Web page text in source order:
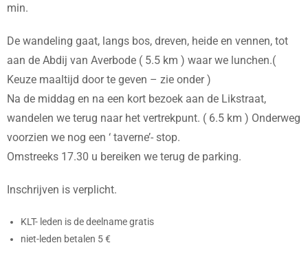
min.
De wandeling gaat, langs bos, dreven, heide en vennen, tot
aan de Abdij van Averbode ( 5.5 km ) waar we lunchen.(
Keuze maaltijd door te geven – zie onder )
Na de middag en na een kort bezoek aan de Likstraat,
wandelen we terug naar het vertrekpunt. ( 6.5 km ) Onderweg
voorzien we nog een ‘ taverne’- stop.
Omstreeks 17.30 u bereiken we terug de parking.
Inschrijven is verplicht.
KLT- leden is de deelname gratis
niet-leden betalen 5 €